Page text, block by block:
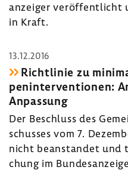
an­zeiger veröf­fent­licht
in Kraft.
13.12.2016
Richt­linie zu
pen­in­ter­ven­tionen:
Anpassung
Der Beschluss des
schusses vom 7.
nicht bean­standet
chung im